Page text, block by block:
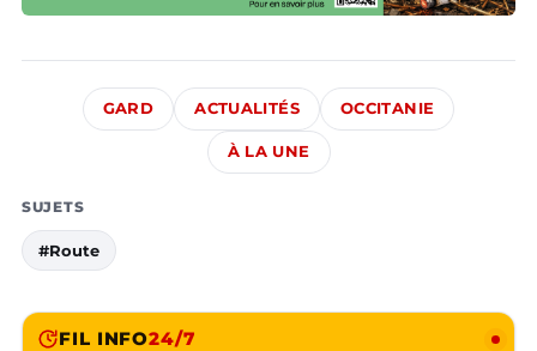
GARD ACTUALITÉS OCCITANIE
À LA UNE
SUJETS
#Route
FIL INFO24/7